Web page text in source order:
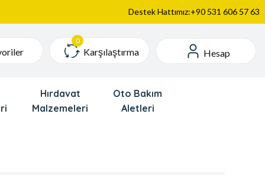
Destek Hattımız:+90 531 606 57 63
Karşılaştırma Hesap
Hırdavat
Malzemeleri
Oto Bakım
Aletleri